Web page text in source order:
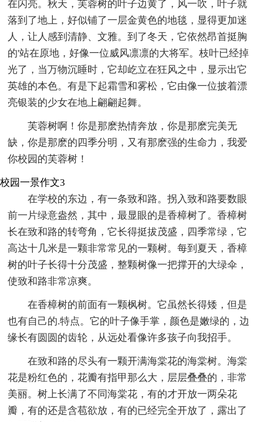
在闪亮。秋天，芙蓉树的叶子边黄了，风一吹，叶子就
落到了地上，好似铺了一层金黄色的地毯，显得更加迷
人，让人感到清静、文雅。到了冬天，它依然昂首挺胸
的'站在原地，好像一位威风凛凛的大将军。枝叶已经掉
光了，当万物沉睡时，它却屹立在狂风之中，显示出它
英雄的本色。有是下起霜雪和雾松，它由像一位披着漂
亮银装的少女在地上翩翩起舞。
芙蓉树啊！你是那麽热情奔放，你是那麽完美无
缺，你是那麽的四季分明，又有那麽强的生命力，我爱
你校园的芙蓉树！
校园一景作文3
在学校的东边，有一条致和路。拐入致和路要数眼
前一片绿意盎然，其中，最显眼的是香樟树了。香樟树
长在致和路的转弯角，它长得挺拔茂盛，四季常绿，它
高达十几米是一颗非常常见的一颗树。每到夏天，香樟
树的叶子长得十分茂盛，整颗树像一把撑开的大绿伞，
使致和路非常凉爽。
在香樟树的前面有一颗枫树。它虽然长得矮，但是
也有自己的.特点。它的叶子像手掌，颜色是嫩绿的，边
缘长有圆圆的齿轮，从远处看像许多孩子向我招手。
在致和路的尽头有一颗开满海棠花的海棠树。海棠
花是粉红色的，花瓣有指甲那么大，层层叠叠的，非常
美丽。树上长满了不同海棠花，有的才开放一两朵花
瓣，有的还是含苞欲放，有的已经完全开放了，露出了